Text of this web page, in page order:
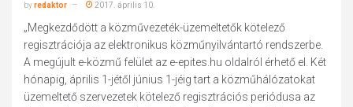
byredaktor 2017. április 10.
„Megkezdődött a közművezeték-üzemeltetők kötelező
regisztrációja az elektronikus közműnyilvántartó rendszerbe.
A megújult e-közmű felület az e-epites.hu oldalról érhető el. Két
hónapig, április 1-jétől június 1-jéig tart a közműhálózatokat
üzemeltető szervezetek kötelező regisztrációs periódusa az